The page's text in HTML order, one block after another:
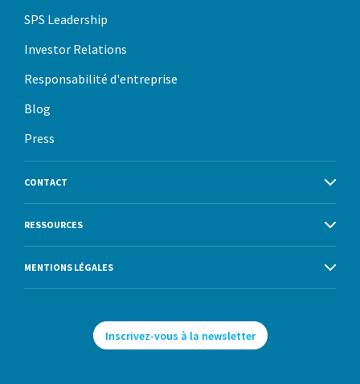
SPS Leadership
Investor Relations
Responsabilité d'entreprise
Blog
Press
CONTACT
RESSOURCES
MENTIONS LÉGALES
Inscrivez-vous à la newsletter